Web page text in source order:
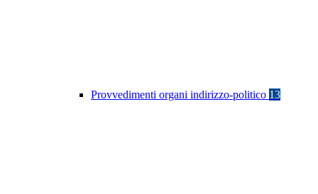
Provvedimenti organi indirizzo-politico 13